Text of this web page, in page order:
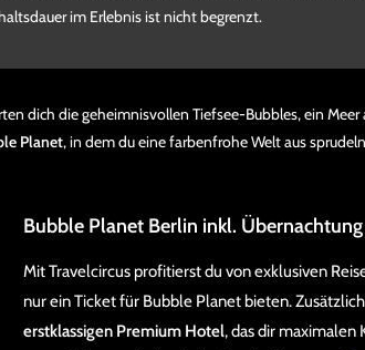
im Erlebnis ist nicht begrenzt.
dich die geheimnisvollen Tiefsee-Bubbles, ein
Planet, in dem du eine farbenfrohe Welt aus
Bubble Planet Berlin inkl.
Mit Travelcircus profitierst du von exklusiven
nur ein Ticket für Bubble Planet bieten.
erstklassigen Premium Hotel, das dir maximalen